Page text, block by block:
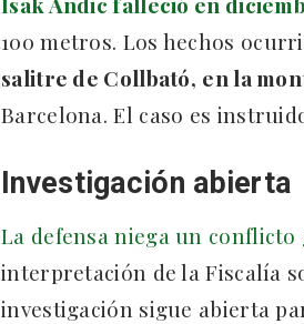
100 metros. Los hechos
salitre de Collbató, en la
Barcelona. El caso es
Investigación abierta
La defensa niega un
interpretación de la Fiscalía
investigación sigue abierta